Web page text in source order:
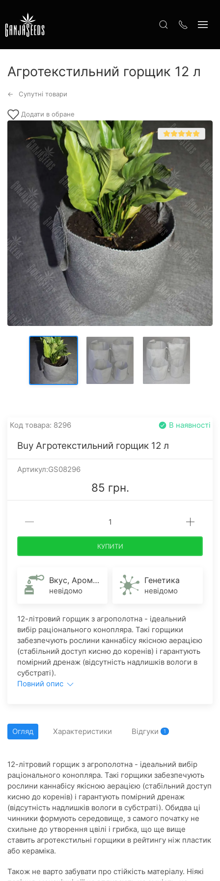
Агротекстильний горщик 12 л
Супутні товари
Додати в обране
Код товара: 8296 В наявності
Buy Агротекстильний горщик 12 л
Артикул:GS08296
85 грн.
КУПИТИ
Вкус, Аромат
невідомо
Генетика
невідомо
12-літровий горщик з агрополотна - ідеальний
вибір раціонального конопляра. Такі горщики
забезпечують рослини каннабісу якісною аерацією
(стабільний доступ кисню до коренів) і гарантують
помірний дренаж (відсутність надлишків вологи в
субстраті).
Повний опис
Огляд Характеристики Відгуки 1
12-літровий горщик з агрополотна - ідеальний вибір
раціонального конопляра. Такі горщики забезпечують
рослини каннабісу якісною аерацією (стабільний доступ
кисню до коренів) і гарантують помірний дренаж
(відсутність надлишків вологи в субстраті). Обидва ці
чинники формують середовище, з самого початку не
схильне до утворення цвілі і грибка, що ще вище
ставить агротекстильні горщики в рейтингу ніж пластик
або кераміка.
Також не варто забувати про стійкість матеріалу. Ніякі